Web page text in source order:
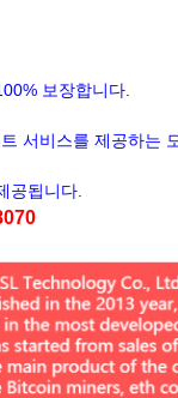
보장합니다.
서비스를 제공하는
공됩니다.